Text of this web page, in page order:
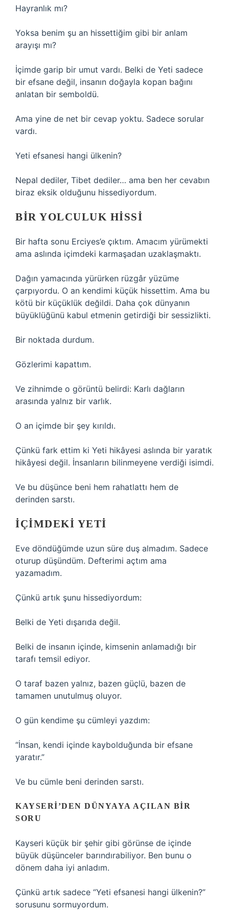
Hayranlık mı?
Yoksa benim şu an hissettiğim gibi bir anlam
arayışı mı?
İçimde garip bir umut vardı. Belki de Yeti sadece
bir efsane değil, insanın doğayla kopan bağını
anlatan bir semboldü.
Ama yine de net bir cevap yoktu. Sadece sorular
vardı.
Yeti efsanesi hangi ülkenin?
Nepal dediler, Tibet dediler… ama ben her cevabın
biraz eksik olduğunu hissediyordum.
BIR YOLCULUK HISSI
Bir hafta sonu Erciyes’e çıktım. Amacım yürümekti
ama aslında içimdeki karmaşadan uzaklaşmaktı.
Dağın yamacında yürürken rüzgâr yüzüme
çarpıyordu. O an kendimi küçük hissettim. Ama bu
kötü bir küçüklük değildi. Daha çok dünyanın
büyüklüğünü kabul etmenin getirdiği bir sessizlikti.
Bir noktada durdum.
Gözlerimi kapattım.
Ve zihnimde o görüntü belirdi: Karlı dağların
arasında yalnız bir varlık.
O an içimde bir şey kırıldı.
Çünkü fark ettim ki Yeti hikâyesi aslında bir yaratık
hikâyesi değil. İnsanların bilinmeyene verdiği isimdi.
Ve bu düşünce beni hem rahatlattı hem de
derinden sarstı.
İÇIMDEKI YETI
Eve döndüğümde uzun süre duş almadım. Sadece
oturup düşündüm. Defterimi açtım ama
yazamadım.
Çünkü artık şunu hissediyordum:
Belki de Yeti dışarıda değil.
Belki de insanın içinde, kimsenin anlamadığı bir
tarafı temsil ediyor.
O taraf bazen yalnız, bazen güçlü, bazen de
tamamen unutulmuş oluyor.
O gün kendime şu cümleyi yazdım:
“İnsan, kendi içinde kaybolduğunda bir efsane
yaratır.”
Ve bu cümle beni derinden sarstı.
KAYSERI’DEN DÜNYAYA AÇILAN BIR
SORU
Kayseri küçük bir şehir gibi görünse de içinde
büyük düşünceler barındırabiliyor. Ben bunu o
dönem daha iyi anladım.
Çünkü artık sadece “Yeti efsanesi hangi ülkenin?”
sorusunu sormuyordum.